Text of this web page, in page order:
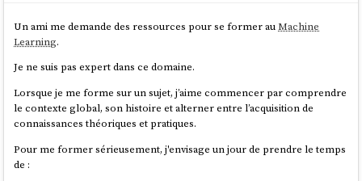
Max)
Sur la base duleaderboardSWE-bench Verified
hypothèses suivantes :
Si je considère arbitrairement queGLM-5est équivalent à
Sonnet 4.6, alors l'offreOpenCode Go
cher que l'offre Claude Max
Si je considère arbitrairement que
Kimi K2.5
est équivalent à
du blog de Mistral AI . Je n'ai pas pris le temps d'étudier les concepts
que je ne connaissais pas dans cet article, par exemple
J'ai effectué une recherche sur« LLM as Judge »
Un ami me demande des ressources pour se former auMachine
Learning.
Je ne suis pas expert dans ce domaine.
Lorsque je me forme sur un sujet, j’aime commencer par comprendre
le contexte global, son histoire et alterner entre l’acquisition de
connaissances théoriques et pratiques.
Pour me former sérieusement, j'envisage un jour de prendre le temps
de :